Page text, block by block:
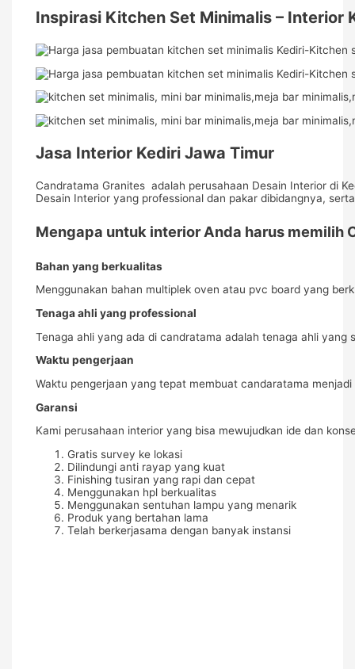
Inspirasi Kitchen Set Minimalis – Interior
Jasa Interior Kediri Jawa Timur
Candratama Granites adalah perusahaan Desain Interior di
Desain Interior yang professional dan pakar dibidangnya,
Mengapa untuk interior Anda harus memilih
Bahan yang berkualitas
Menggunakan bahan multiplek oven atau pvc board yang
Tenaga ahli yang professional
Tenaga ahli yang ada di candratama adalah tenaga ahli
Waktu pengerjaan
Waktu pengerjaan yang tepat membuat candaratama
Garansi
Kami perusahaan interior yang bisa mewujudkan ide dan
Gratis survey ke lokasi
Dilindungi anti rayap yang kuat
Finishing tusiran yang rapi dan cepat
Menggunakan hpl berkualitas
Menggunakan sentuhan lampu yang menarik
Produk yang bertahan lama
Telah berkerjasama dengan banyak instansi